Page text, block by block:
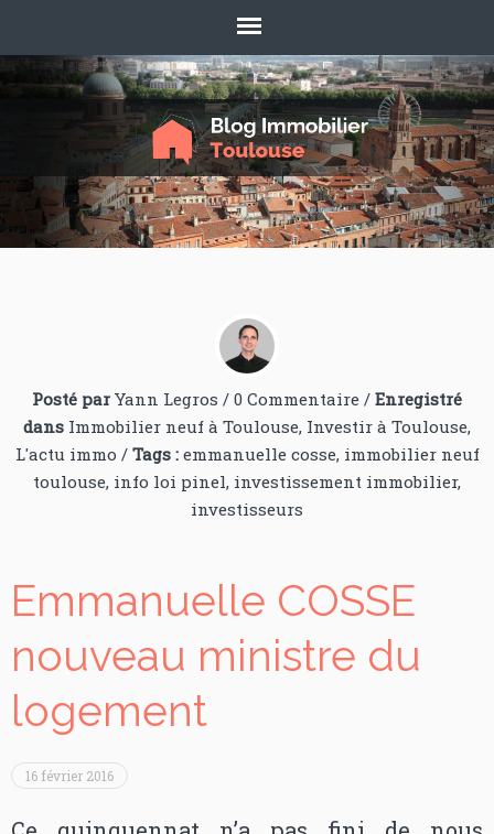
Posté par Yann Legros / 0 Commentaire / Enregistré
dans Immobilier neuf à Toulouse, Investir à Toulouse,
L'actu immo / Tags : emmanuelle cosse, immobilier neuf
toulouse, info loi pinel, investissement immobilier,
investisseurs
Emmanuelle COSSE
nouveau ministre du
logement
16 février 2016